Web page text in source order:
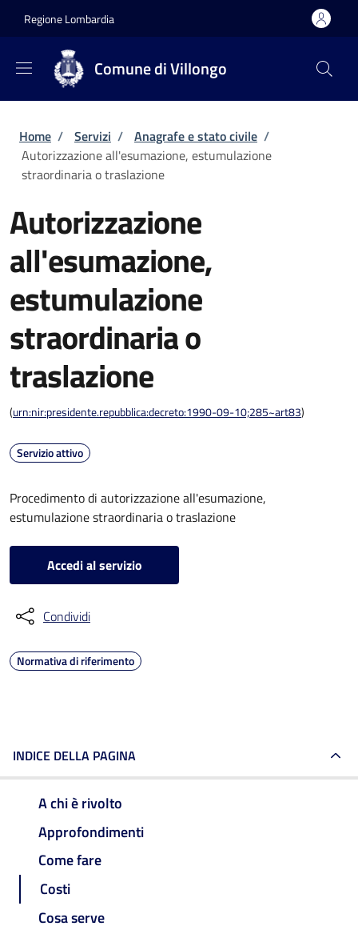
Regione Lombardia
Comune di Villongo
Briciole di pane
Home / Servizi / Anagrafe e stato civile /
Autorizzazione all'esumazione, estumulazione
straordinaria o traslazione
Autorizzazione
all'esumazione,
estumulazione
straordinaria o
traslazione
(urn:nir:presidente.repubblica:decreto:1990-09-10;285~art83)
Servizio attivo
Procedimento di autorizzazione all'esumazione,
estumulazione straordinaria o traslazione
Accedi al servizio
Condividi
Normativa di riferimento
INDICE DELLA PAGINA
A chi è rivolto
Approfondimenti
Come fare
Costi
Cosa serve